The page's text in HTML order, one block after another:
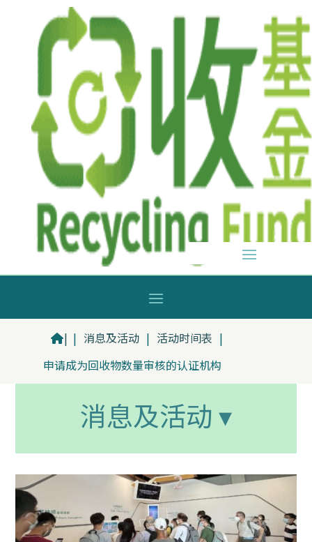
| | 消息及活动 | 活动时间表 |
申请成为回收物数量审核的认证机构
消息及活动 ▾